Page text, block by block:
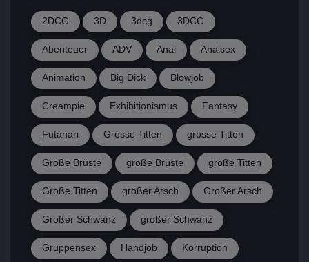
2DCG 3D 3dcg 3DCG
Abenteuer ADV Anal Analsex
Animation Big Dick Blowjob
Creampie Exhibitionismus Fantasy
Futanari Grosse Titten grosse Titten
Große Brüste große Brüste große Titten
Große Titten großer Arsch Großer Arsch
Großer Schwanz großer Schwanz
Gruppensex Handjob Korruption